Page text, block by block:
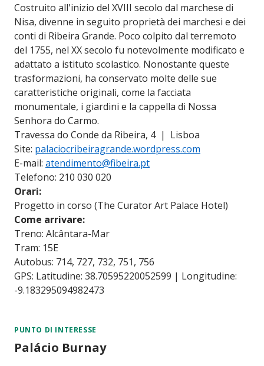
Costruito all'inizio del XVIII secolo dal marchese di
Nisa, divenne in seguito proprietà dei marchesi e dei
conti di Ribeira Grande. Poco colpito dal terremoto
del 1755, nel XX secolo fu notevolmente modificato e
adattato a istituto scolastico. Nonostante queste
trasformazioni, ha conservato molte delle sue
caratteristiche originali, come la facciata
monumentale, i giardini e la cappella di Nossa
Senhora do Carmo.
Travessa do Conde da Ribeira, 4 | Lisboa
Site: palaciocribeiragrande.wordpress.com
E-mail: atendimento@fibeira.pt
Telefono: 210 030 020
Orari:
Progetto in corso (The Curator Art Palace Hotel)
Come arrivare:
Treno: Alcântara-Mar
Tram: 15E
Autobus: 714, 727, 732, 751, 756
GPS: Latitudine: 38.70595220052599 | Longitudine:
-9.183295094982473
PUNTO DI INTERESSE
Palácio Burnay